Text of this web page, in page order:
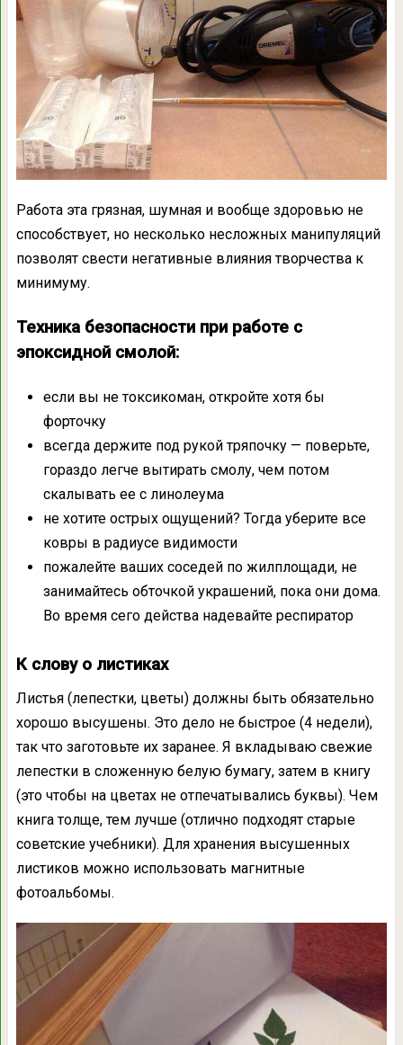
Работа эта грязная, шумная и вообще здоровью не
способствует, но несколько несложных манипуляций
позволят свести негативные влияния творчества к
минимуму.
Техника безопасности при работе с
эпоксидной смолой:
если вы не токсикоман, откройте хотя бы
форточку
всегда держите под рукой тряпочку — поверьте,
гораздо легче вытирать смолу, чем потом
скалывать ее с линолеума
не хотите острых ощущений? Тогда уберите все
ковры в радиусе видимости
пожалейте ваших соседей по жилплощади, не
занимайтесь обточкой украшений, пока они дома.
Во время сего действа надевайте респиратор
К слову о листиках
Листья (лепестки, цветы) должны быть обязательно
хорошо высушены. Это дело не быстрое (4 недели),
так что заготовьте их заранее. Я вкладываю свежие
лепестки в сложенную белую бумагу, затем в книгу
(это чтобы на цветах не отпечатывались буквы). Чем
книга толще, тем лучше (отлично подходят старые
советские учебники). Для хранения высушенных
листиков можно использовать магнитные
фотоальбомы.